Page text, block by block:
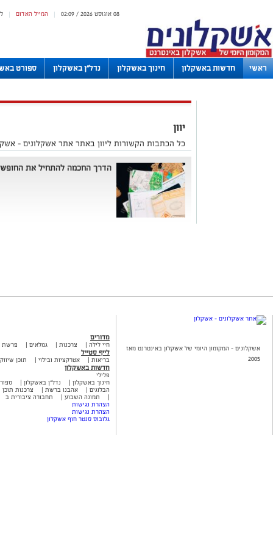
| המייל האדום | 08 אוגוסט 2026 / 02:09
ראשי חדשות באשקלון חינוך באשקלון נדל"ן באשקלון ספורט
יוון
כל הכתבות הקשורות ליוון באתר אתר אשקלונים -
הדרך החכמה להתחיל את
אשקלונים - המקומון היומי של אשקלון באינטרנט מאז
2005
מדורים
חיי לילה צרכנות גמלאים פרשת
לייף סטייל
בריאות אטרקציות ובילוי תוכן
חדשות באשקלון
פלילי
חינוך באשקלון
נדל"ן באשקלון
הבלוגים
אהבנו ברשת
צרכנות תוכן
תמונה השבוע
תחבורה ציבורית ב
הצהרת נגישות
הצהרת נגישות
גלובוס סנטר חוף אשקלון